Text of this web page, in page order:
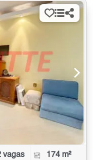
vagas 174 m²